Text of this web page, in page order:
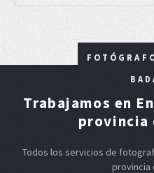
Trabajamos en
provincia
Todos los servicios de
provincia